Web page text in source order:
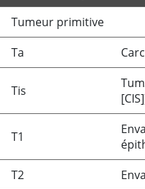
Définitions TNM du cancer
Tumeur primitive
Ta
Tis
T1
T2